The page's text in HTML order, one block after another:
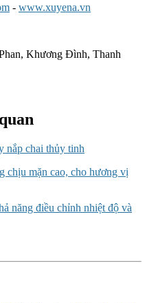
- www.xuyena.vn
Khương Đình, Thanh
nắp chai thủy tinh
chịu mặn cao, cho hương vị
năng điều chỉnh nhiệt độ và